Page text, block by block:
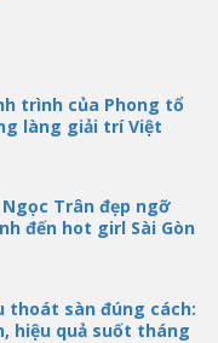
trình của Phong tổ
làng giải trí Việt
Trân đẹp ngỡ
đến hot girl Sài Gòn
thoát sàn đúng cách:
hiệu quả suốt tháng